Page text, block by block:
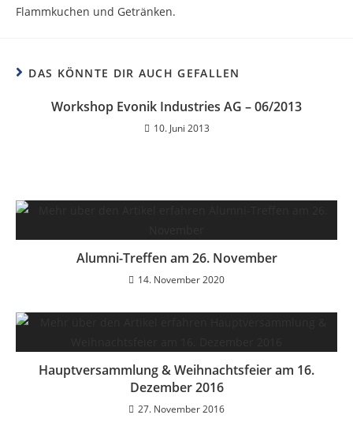
Flammkuchen und Getränken.
DAS KÖNNTE DIR AUCH GEFALLEN
Workshop Evonik Industries AG – 06/2013
10. Juni 2013
Alumni-Treffen am 26. November
14. November 2020
Hauptversammlung & Weihnachtsfeier am 16.
Dezember 2016
27. November 2016